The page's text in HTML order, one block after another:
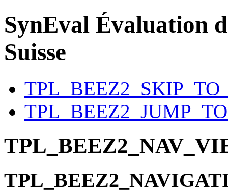
SynEval Évaluation
Suisse